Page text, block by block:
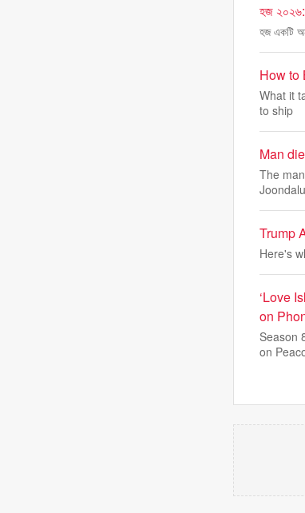
হজ ২০২৬:
হজ একটি
How to
What it
to ship
Man
The
Trump
Here's
‘Love
on
Season
on